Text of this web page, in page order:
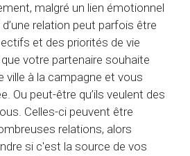
malgré un lien émotionnel
relation peut parfois être
et des priorités de vie
votre partenaire souhaite
ville à la campagne et vous
Ou peut-être qu’ils veulent des
Celles-ci peuvent être
relations, alors
si c'est la source de vos